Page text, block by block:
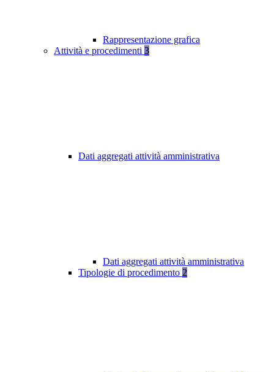
Rappresentazione grafica
Attività e procedimenti 3
Dati aggregati attività amministrativa
Dati aggregati attività amministrativa
Tipologie di procedimento 2